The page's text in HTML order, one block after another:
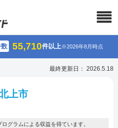
55,710件以上※2026年8月時点
最終更新日： 2026.5.18
上市
グラムによる収益を得ています。